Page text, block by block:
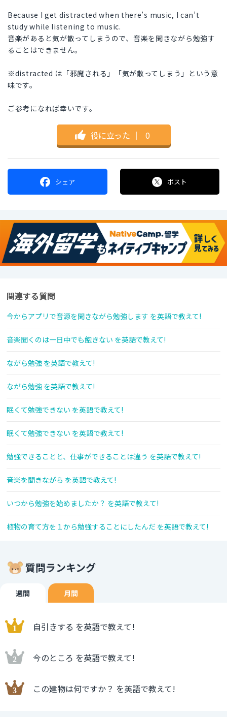
Because I get distracted when there’s music, I can’t
study while listening to music.
音楽があると気が散ってしまうので、音楽を聞きながら勉強す
ることはできません。
※distracted は「邪魔される」「気が散ってしまう」という意
味です。
ご参考になれば幸いです。
役に立った ｜ 0
シェア ポスト
関連する質問
今からアプリで音源を聞きながら勉強します を英語で教えて!
音楽聞くのは一日中でも飽きない を英語で教えて!
ながら勉強 を英語で教えて!
ながら勉強 を英語で教えて!
眠くて勉強できない を英語で教えて!
眠くて勉強できない を英語で教えて!
勉強できることと、仕事ができることは違う を英語で教えて!
音楽を聞きながら を英語で教えて!
いつから勉強を始めましたか？ を英語で教えて!
植物の育て方を１から勉強することにしたんだ を英語で教えて!
質問ランキング
週間 月間
自引きする を英語で教えて!
今のところ を英語で教えて!
この建物は何ですか？ を英語で教えて!